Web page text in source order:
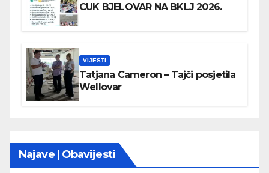
CUK BJELOVAR NA BKLJ 2026.
VIJESTI
Tatjana Cameron – Tajči posjetila
Wellovar
Najave | Obavijesti